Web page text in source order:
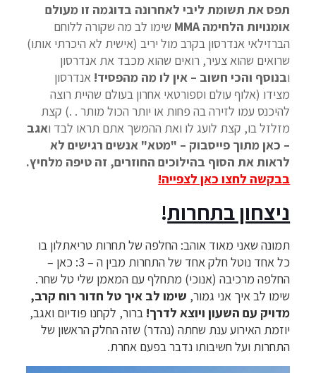
תפס את תשומת ליבי לאחרונה בדוגמה זו מעולם
אומנויות הלחימה MMA שימו לב מה שקורה ללוחם
הברזילאי אנדרסון בקרב מול יריב (אישית לא היכרתי אותו)
שרואים שהוא צעיר, רואים שהוא מכבד את אנדרסון
ובנוסף והכי חשוב – אין לו מה מהפסיד! אנדרסון
מצידו (אלוף עולם וספורטאי אחרון בעולם שהיית רוצה
להיכנס עמו לזירה בה פחות או יותר הכול מותר . .) קצת
מזלזל בו, קצת לועג לו ואת ההמשך אתם תראו לבד ואגב
– כאן מתוך פייסבוק – "מטא" אנשים רגישים לא
לראות את הסוף בהילוכים החוזרים, זה טיפה מלחיץ.
בבקשה לחצו כאן לצפייה!
ניצחון בתחרות!
תמונה שאני מאוד אוהב: החלפה של תחרות טריאתלון בו
כל אחד נוטל חלק אחד של התחרות מבין ה – 3: כאן –
החלפה מרכיבה (אנוכי) מתחלף עם המאמן שלי טל שחר.
שימו לב איך אני גמור, שימו לב איך טל חדור רוח קרב,
מדויק עם השעון ויוצא לדרך! ברור, לקחנו פודיום ואגב,
יוזמת האירוע ענת שחתה (נהדר) שזה החלק הראשון של
התחרות ועל חשיבותו נדבר בפעם אחרת.